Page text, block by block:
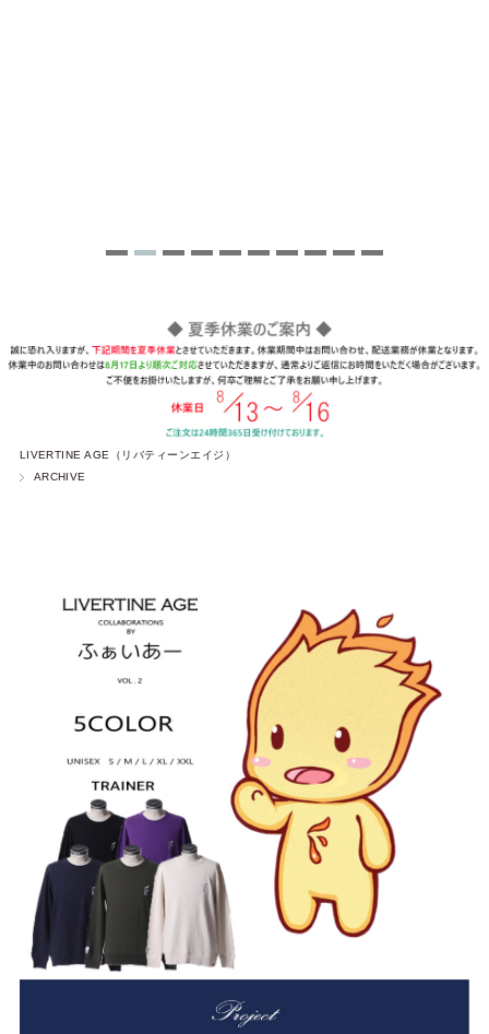
LIVERTINE AGE（リバティーンエイジ）
ARCHIVE